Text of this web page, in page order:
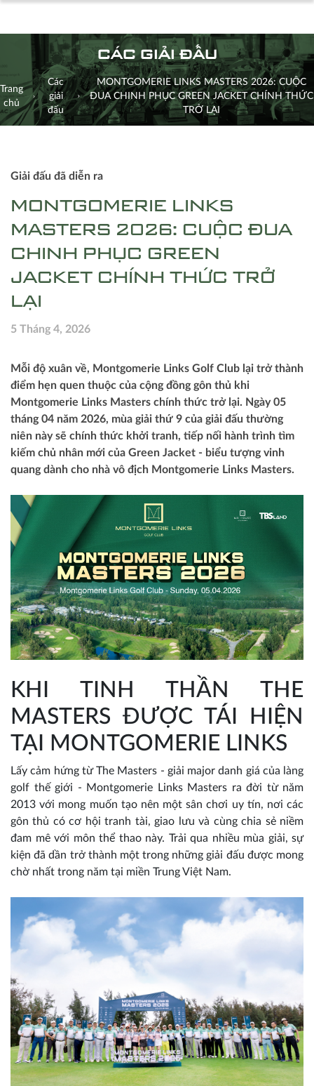
CÁC GIẢI ĐẤU
Trang
chủ
Các
giải
đấu
MONTGOMERIE LINKS MASTERS 2026: CUỘC
ĐUA CHINH PHỤC GREEN JACKET CHÍNH THỨC
TRỞ LẠI
Giải đấu đã diễn ra
MONTGOMERIE LINKS
MASTERS 2026: CUỘC ĐUA
CHINH PHỤC GREEN
JACKET CHÍNH THỨC TRỞ
LẠI
5 Tháng 4, 2026
Mỗi độ xuân về, Montgomerie Links Golf Club lại trở thành
điểm hẹn quen thuộc của cộng đồng gôn thủ khi
Montgomerie Links Masters chính thức trở lại. Ngày 05
tháng 04 năm 2026, mùa giải thứ 9 của giải đấu thường
niên này sẽ chính thức khởi tranh, tiếp nối hành trình tìm
kiếm chủ nhân mới của Green Jacket - biểu tượng vinh
quang dành cho nhà vô địch Montgomerie Links Masters.
KHI TINH THẦN THE
MASTERS ĐƯỢC TÁI HIỆN
TẠI MONTGOMERIE LINKS
Lấy cảm hứng từ The Masters - giải major danh giá của làng
golf thế giới - Montgomerie Links Masters ra đời từ năm
2013 với mong muốn tạo nên một sân chơi uy tín, nơi các
gôn thủ có cơ hội tranh tài, giao lưu và cùng chia sẻ niềm
đam mê với môn thể thao này. Trải qua nhiều mùa giải, sự
kiện đã dần trở thành một trong những giải đấu được mong
chờ nhất trong năm tại miền Trung Việt Nam.